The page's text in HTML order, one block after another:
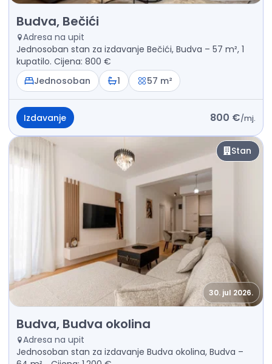
Izdavanje - Stan Budva, Bečići
Budva, Bečići
Adresa na upit
Jednosoban stan za izdavanje Bečići, Budva – 57 m², 1
kupatilo. Cijena: 800 €
Jednosoban
1 57 m²
Izdavanje 800 €/mj.
Stan
30. jul 2026.
Izdavanje - Stan Budva, Budva okolina
Budva, Budva okolina
Adresa na upit
Jednosoban stan za izdavanje Budva okolina, Budva –